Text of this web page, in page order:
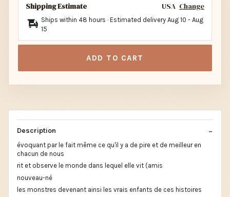
Shipping Estimate USA Change
Ships within 48 hours · Estimated delivery Aug 10 - Aug
15
ADD TO CART
Description
évoquant par le fait même ce qu'il y a de pire et de meilleur en
chacun de nous
rit et observe le monde dans lequel elle vit (amis
nouveau-né
les monstres devenant ainsi les vrais enfants de ces histoires